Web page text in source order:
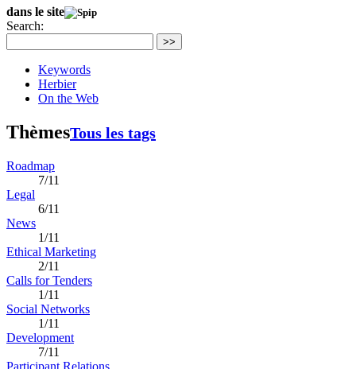
dans le site
Search:
>>
Keywords
Herbier
On the Web
ThèmesTous les tags
Roadmap
7/11
Legal
6/11
News
1/11
Ethical Marketing
2/11
Calls for Tenders
1/11
Social Networks
1/11
Development
7/11
Participant Relations